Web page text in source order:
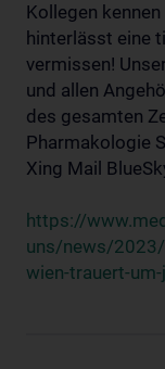
Kollegen
hinterlässt eine
vermissen!
und allen
des gesamten
Pharmakologie
Xing Mail
https://
uns/news/
wien-trauert-